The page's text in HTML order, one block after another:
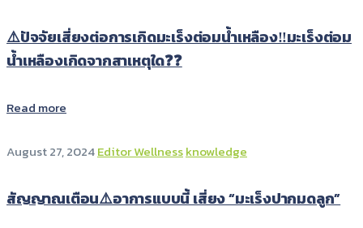
⚠️ปัจจัยเสี่ยงต่อการเกิดมะเร็งต่อมน้ำเหลือง‼️มะเร็งต่อม
น้ำเหลืองเกิดจากสาเหตุใด❓❓
Read more
August 27, 2024Editor Wellnessknowledge
สัญญาณเตือน⚠️อาการแบบนี้ เสี่ยง “มะเร็งปากมดลูก”